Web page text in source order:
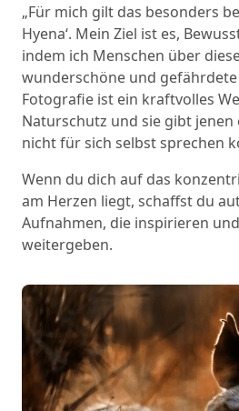
„Für mich gilt das besonders
Hyena‘. Mein Ziel ist es,
indem ich Menschen über
wunderschöne und
Fotografie ist ein kraftvolles
Naturschutz und sie gibt jenen
nicht für sich selbst sprechen
Wenn du dich auf das
am Herzen liegt, schaffst du
Aufnahmen, die inspirieren
weitergeben.